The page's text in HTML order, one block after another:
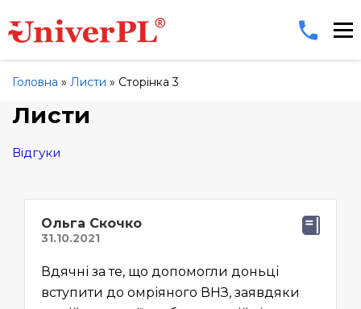
Головна » Листи » Сторінка 3
Листи
Відгуки
Ольга Скочко
Вдячні за те, що допомогли доньці
вступити до омріяного ВНЗ, заявдяки